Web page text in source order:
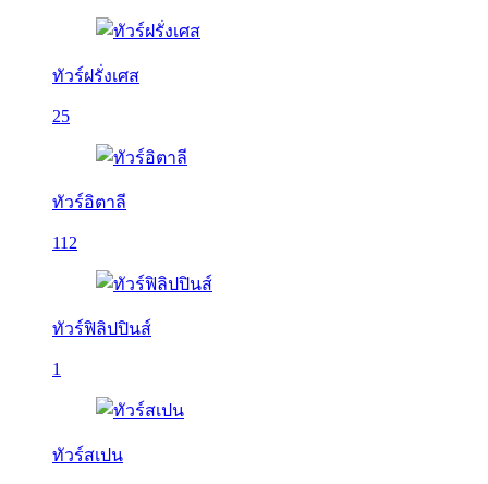
ทัวร์ฝรั่งเศส
25
ทัวร์อิตาลี
112
ทัวร์ฟิลิปปินส์
1
ทัวร์สเปน